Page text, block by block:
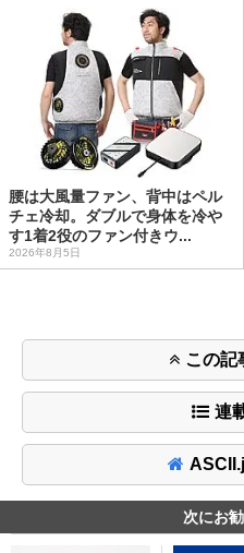
腰は大風量ファン、背中はペル
チェ冷却。ダブルで身体を冷や
す1着2役のファン付きウ...
2026年8月5日
この記
連
次にお